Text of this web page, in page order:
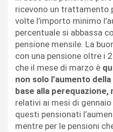
ricevono un trattamento
volte l’importo minimo
percentuale si abbassa
pensione mensile. La
con una pensione oltre i
che il mese di marzo è
non solo l’aumento
base alla
relativi ai mesi di
questi pensionati
mentre per le pensioni